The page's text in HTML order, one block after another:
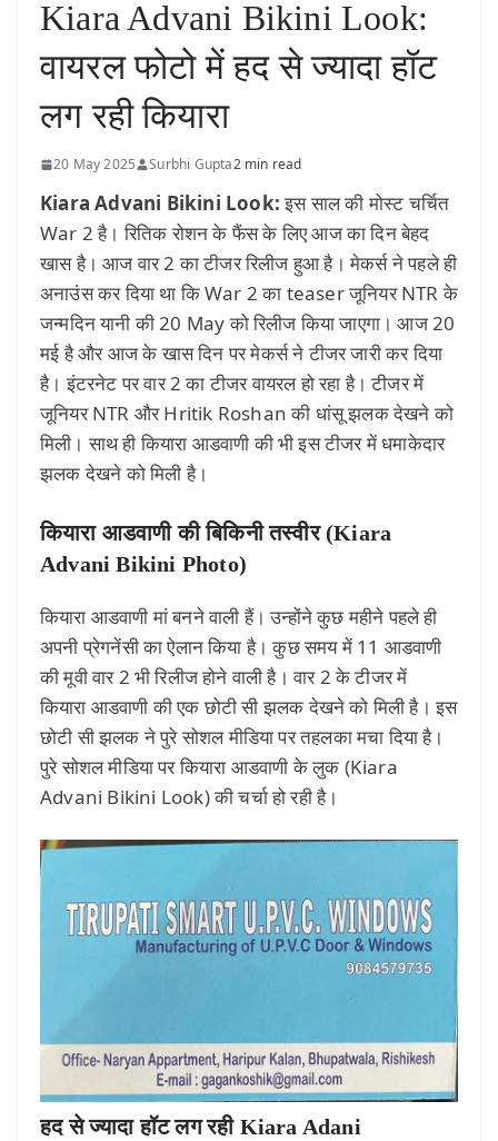
Kiara Advani Bikini Look:
वायरल फोटो में हद से ज्यादा हॉट
लग रही कियारा
20 May 2025 Surbhi Gupta2 min read
Kiara Advani Bikini Look:इस साल की मोस्ट चर्चित
War 2 है। रितिक रोशन के फैंस के लिए आज का दिन बेहद
खास है। आज वार 2 का टीजर रिलीज हुआ है। मेकर्स ने पहले ही
अनाउंस कर दिया था कि War 2 का teaser जूनियर NTR के
जन्मदिन यानी की 20 May को रिलीज किया जाएगा। आज 20
मई है और आज के खास दिन पर मेकर्स ने टीजर जारी कर दिया
है। इंटरनेट पर वार 2 का टीजर वायरल हो रहा है। टीजर में
जूनियर NTR और Hritik Roshan की धांसू झलक देखने को
मिली। साथ ही कियारा आडवाणी की भी इस टीजर में धमाकेदार
झलक देखने को मिली है।
कियारा आडवाणी की बिकिनी तस्वीर (Kiara
Advani Bikini Photo)
कियारा आडवाणी मां बनने वाली हैं। उन्होंने कुछ महीने पहले ही
अपनी प्रेगनेंसी का ऐलान किया है। कुछ समय में 11 आडवाणी
की मूवी वार 2 भी रिलीज होने वाली है। वार 2 के टीजर में
कियारा आडवाणी की एक छोटी सी झलक देखने को मिली है। इस
छोटी सी झलक ने पुरे सोशल मीडिया पर तहलका मचा दिया है।
पुरे सोशल मीडिया पर कियारा आडवाणी के लुक (Kiara
Advani Bikini Look) की चर्चा हो रही है।
हद से ज्यादा हॉट लग रही Kiara Adani